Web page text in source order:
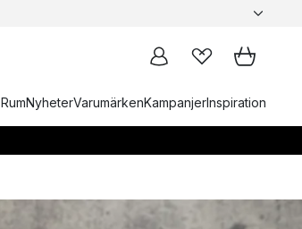
RumNyheterVarumärkenKampanjerInspiration